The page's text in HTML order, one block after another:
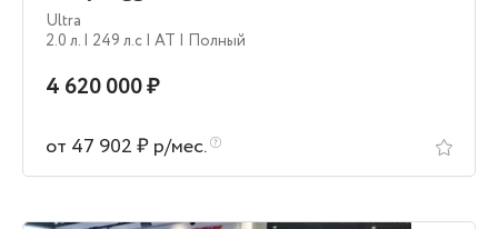
Ultra
2.0 л. | 249 л.c | AT | Полный
4 620 000 ₽
от 47 902 ₽ р/мес.